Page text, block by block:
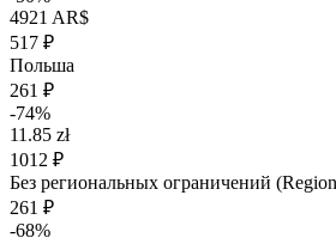
4921 AR$
517 ₽
Польша
261 ₽
-74%
11.85 zł
1012 ₽
Без региональных ограничений
261 ₽
-68%